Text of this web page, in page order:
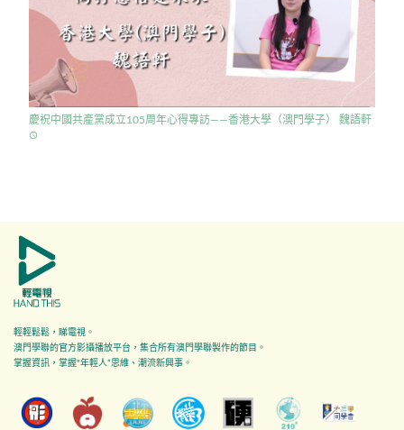
慶祝中國共產黨成立105周年心得專訪——香港大學（澳門學子） 魏語軒
access_time
輕輕鬆鬆，睇電視。
澳門學聯的官方影攝播放平台，集合所有澳門學聯製作的節目。
掌握資訊，掌握"年輕人”思維、潮流新興事。